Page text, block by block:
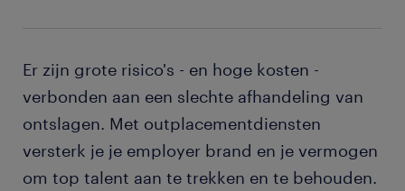
Er zijn grote risico's - en hoge kosten -
verbonden aan een slechte afhandeling van
ontslagen. Met outplacementdiensten
versterk je je employer brand en je vermogen
om top talent aan te trekken en te behouden.